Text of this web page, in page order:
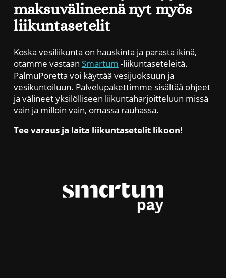
Matkailuvaunu
TelttaSauna
maksuvälineenä nyt myös
liikuntasetelit
Koska vesiliikunta on hauskinta ja parasta ikinä,
otamme vastaan Smartum -liikuntaseteleitä.
PalmuPoretta voi käyttää vesijuoksuun ja
vesikuntoiluun. Palvelupakettimme sisältää ohjeet
ja välineet yksilölliseen liikuntaharjoitteluun missä
vain ja milloin vain, omassa rauhassa.
Tee varaus ja laita liikuntasetelit likoon!